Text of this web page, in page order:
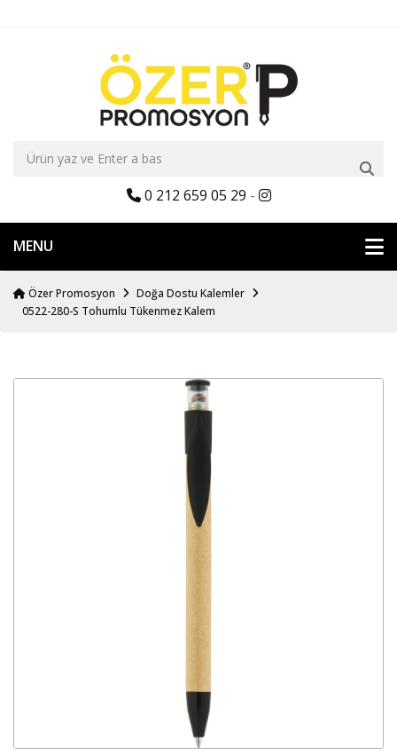
0 212 659 05 29 -
MENU
Özer Promosyon
Doğa Dostu Kalemler
0522-280-S Tohumlu Tükenmez Kalem